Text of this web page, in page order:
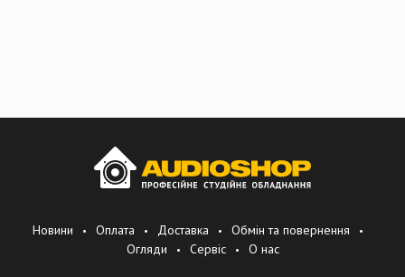
Новини Оплата Доставка
Обмін та повернення
Огляди
Сервіс О нас